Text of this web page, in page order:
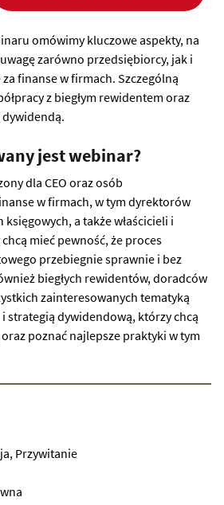
omówimy kluczowe aspekty, na
zarówno przedsiębiorcy, jak i
finanse w firmach. Szczególną
z biegłym rewidentem oraz
dywidendą.
jest webinar?
dla CEO oraz osób
w firmach, w tym dyrektorów
a także właścicieli i
mieć pewność, że proces
przebiegnie sprawnie i bez
biegłych rewidentów, doradców
zainteresowanych tematyką
strategią dywidendową, którzy chcą
poznać najlepsze praktyki w tym
Przywitanie